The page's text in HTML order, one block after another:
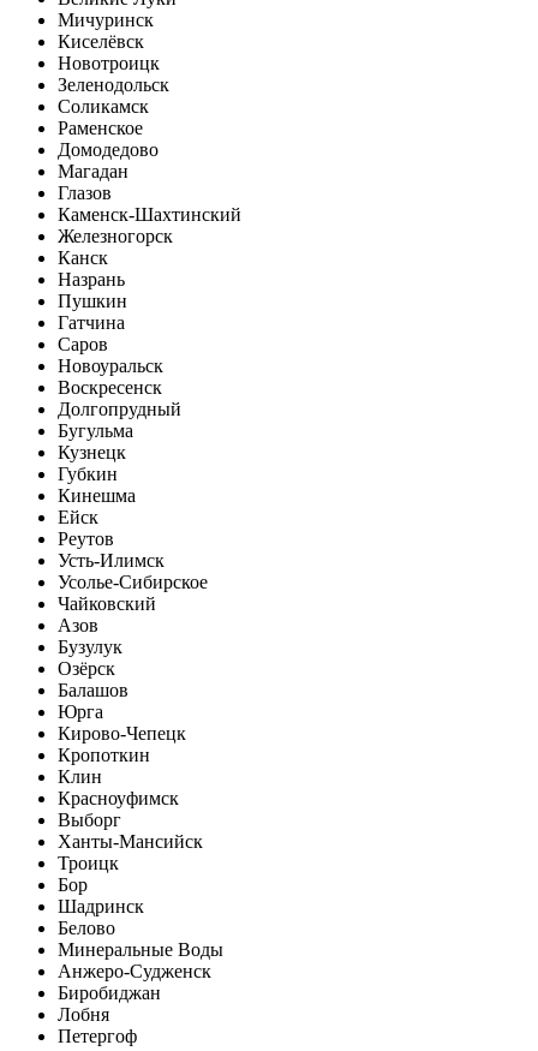
Мичуринск
Киселёвск
Новотроицк
Зеленодольск
Соликамск
Раменское
Домодедово
Магадан
Глазов
Каменск-Шахтинский
Железногорск
Канск
Назрань
Пушкин
Гатчина
Саров
Новоуральск
Воскресенск
Долгопрудный
Бугульма
Кузнецк
Губкин
Кинешма
Ейск
Реутов
Усть-Илимск
Усолье-Сибирское
Чайковский
Азов
Бузулук
Озёрск
Балашов
Юрга
Кирово-Чепецк
Кропоткин
Клин
Красноуфимск
Выборг
Ханты-Мансийск
Троицк
Бор
Шадринск
Белово
Минеральные Воды
Анжеро-Судженск
Биробиджан
Лобня
Петергоф